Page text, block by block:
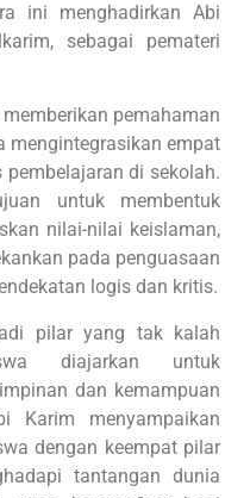
ini menghadirkan Abi
sebagai pemateri
pemahaman
mengintegrasikan empat
di sekolah.
untuk membentuk
nilai-nilai keislaman,
pada penguasaan
logis dan kritis.
pilar yang tak kalah
diajarkan untuk
dan kemampuan
Karim menyampaikan
dengan keempat pilar
tantangan dunia